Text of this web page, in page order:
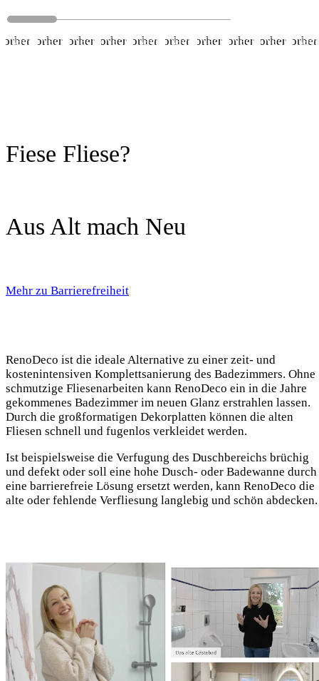
Nachher
Vorher
Nachher
Vorher
Nachher
Vorher
Nachher
Vorher
Nachher
Vorher
Nachher
Vorher
Nachher
Vorher
Nachher
Vorher
Nachher
Vorher
Fiese Fliese?
Aus Alt mach Neu
Mehr zu Barrierefreiheit
RenoDeco ist die ideale Alternative zu einer zeit- und
kostenintensiven Komplettsanierung des Badezimmers. Ohne
schmutzige Fliesenarbeiten kann RenoDeco ein in die Jahre
gekommenes Badezimmer im neuen Glanz erstrahlen lassen.
Durch die großformatigen Dekorplatten können die alten
Fliesen schnell und fugenlos verkleidet werden.
Ist beispielsweise die Verfugung des Duschbereichs brüchig
und defekt oder soll eine hohe Dusch- oder Badewanne durch
eine barrierefreie Lösung ersetzt werden, kann RenoDeco die
alte oder fehlende Verfliesung langlebig und schön abdecken.